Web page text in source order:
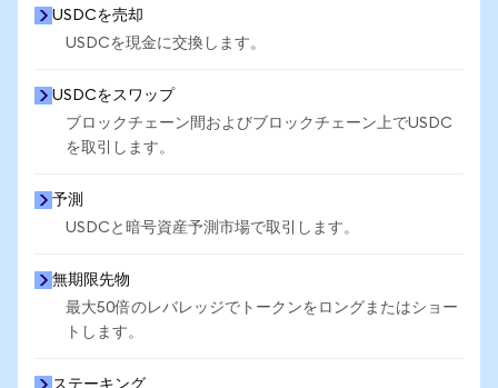
USDCを売却
USDCを現金に交換します。
USDCをスワップ
ブロックチェーン間およびブロックチェーン上でUSDC
を取引します。
予測
USDCと暗号資産予測市場で取引します。
無期限先物
最大50倍のレバレッジでトークンをロングまたはショー
トします。
ステーキング